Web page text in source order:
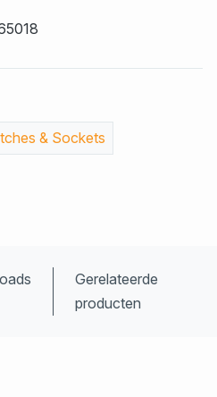
& Sockets
Gerelateerde
producten